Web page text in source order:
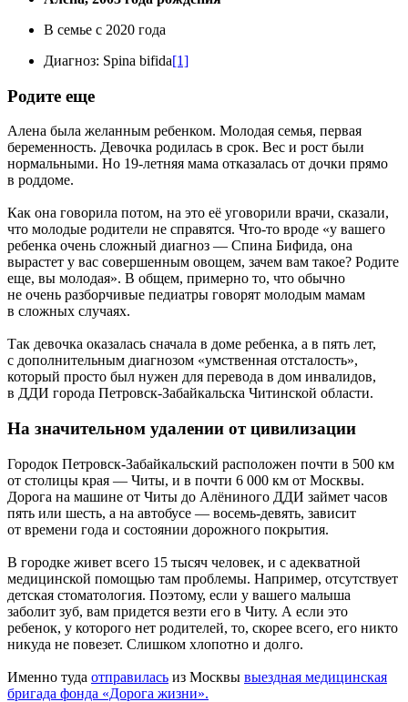
В семье с 2020 года
Диагноз: Spina bifida[1]
Родите еще
Алена была желанным ребенком. Молодая семья, первая
беременность. Девочка родилась в срок. Вес и рост были
нормальными. Но 19-летняя мама отказалась от дочки прямо
в роддоме.
Как она говорила потом, на это её уговорили врачи, сказали,
что молодые родители не справятся. Что-то вроде «у вашего
ребенка очень сложный диагноз — Cпина Бифида, она
вырастет у вас совершенным овощем, зачем вам такое? Родите
еще, вы молодая». В общем, примерно то, что обычно
не очень разборчивые педиатры говорят молодым мамам
в сложных случаях.
Так девочка оказалась сначала в доме ребенка, а в пять лет,
с дополнительным диагнозом «умственная отсталость»,
который просто был нужен для перевода в дом инвалидов,
в ДДИ города Петровск-Забайкальска Читинской области.
На значительном удалении от цивилизации
Городок Петровск-Забайкальский расположен почти в 500 км
от столицы края — Читы, и в почти 6 000 км от Москвы.
Дорога на машине от Читы до Алёниного ДДИ займет часов
пять или шесть, а на автобусе — восемь-девять, зависит
от времени года и состоянии дорожного покрытия.
В городке живет всего 15 тысяч человек, и с адекватной
медицинской помощью там проблемы. Например, отсутствует
детская стоматология. Поэтому, если у вашего малыша
заболит зуб, вам придется везти его в Читу. А если это
ребенок, у которого нет родителей, то, скорее всего, его никто
никуда не повезет. Слишком хлопотно и долго.
Именно туда отправилась из Москвы выездная медицинская
бригада фонда «Дорога жизни».